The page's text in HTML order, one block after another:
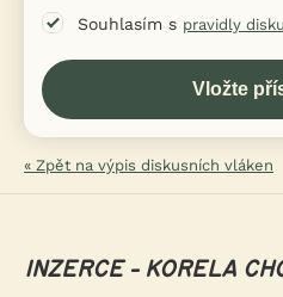
Souhlasím s pravidly
« Zpět na výpis diskusních vláken
INZERCE - KORELA